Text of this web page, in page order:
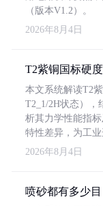
（版本V1.2）。
2026年8月4日
T2紫铜国标硬
本文系统解读T2
T2_1/2H状态），
析其力学性能指
特性差异，为工业
2026年8月4日
喷砂都有多少目